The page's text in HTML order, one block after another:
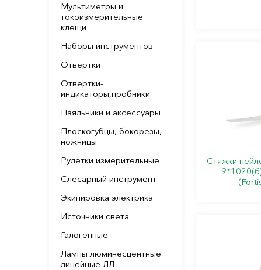
Мультиметры и
токоизмерительные
клещи
Наборы инструментов
Отвертки
Отвертки-
индикаторы,пробники
Паяльники и аксессуары
Плоскогубцы, бокорезы,
ножницы
Рулетки измерительные
Слесарный инструмент
Экипировка электрика
Источники света
Галогенные
Лампы люминесцентные
линейные ЛЛ
Стяжки